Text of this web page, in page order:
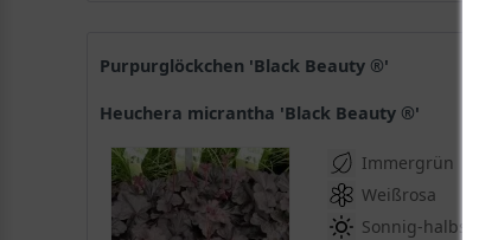
Purpurglöckchen 'Black Beauty ®'
Heuchera micrantha 'Black Beauty ®'
Immergrün
Weißrosa
Sonnig-